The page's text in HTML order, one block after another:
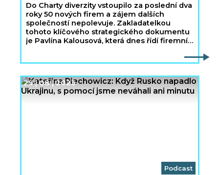
Do Charty diverzity vstoupilo za poslední dva
roky 50 nových firem a zájem dalších
společností nepolevuje. Zakladatelkou
tohoto klíčového strategického dokumentu
je Pavlína Kalousová, která dnes řídí firemní
Podcast
29 | 08 | 2023